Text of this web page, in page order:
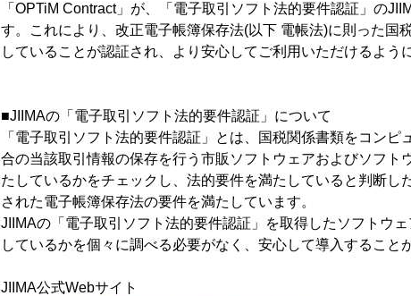
「OPTiM Contract」が、「電子取引ソフト法的要件認証」の
す。これにより、改正電子帳簿保存法(以下 電帳法)に則った国
していることが認証され、より安心してご利用いただけるよう
■JIIMAの「電子取引ソフト法的要件認証」について
「電子取引ソフト法的要件認証」とは、国税関係書類をコン
合の当該取引情報の保存を行う市販ソフトウェアおよびソフト
たしているかをチェックし、法的要件を満たしていると判断し
された電子帳簿保存法の要件を満たしています。
JIIMAの「電子取引ソフト法的要件認証」を取得したソフトウ
しているかを個々に調べる必要がなく、安心して導入すること
JIIMA公式Webサイト